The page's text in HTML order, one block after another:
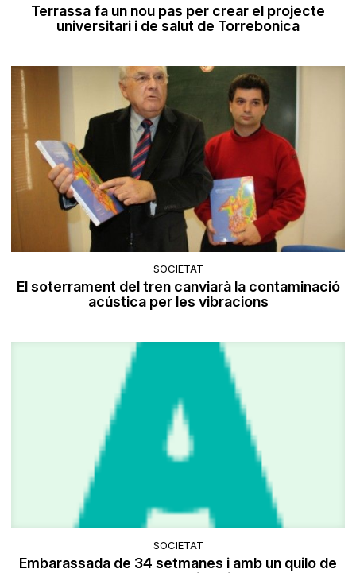
Terrassa fa un nou pas per crear el projecte
universitari i de salut de Torrebonica
SOCIETAT
El soterrament del tren canviarà la contaminació
acústica per les vibracions
SOCIETAT
Embarassada de 34 setmanes i amb un quilo de